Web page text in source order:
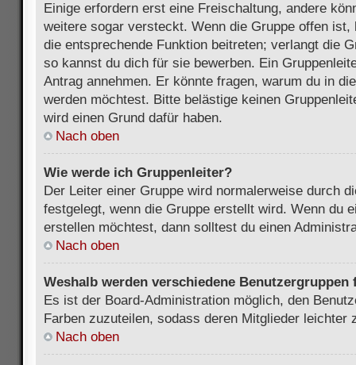
Einige erfordern erst eine Freischaltung, andere
weitere sogar versteckt. Wenn die Gruppe offen
die entsprechende Funktion beitreten; verlangt die
so kannst du dich für sie bewerben. Ein
Antrag annehmen. Er könnte fragen, warum du in
werden möchtest. Bitte belästige keinen
wird einen Grund dafür haben.
Nach oben
Wie werde ich Gruppenleiter?
Der Leiter einer Gruppe wird normalerweise durch
festgelegt, wenn die Gruppe erstellt wird. Wenn du
erstellen möchtest, dann solltest du einen
Nach oben
Weshalb werden verschiedene
Es ist der Board-Administration möglich, den
Farben zuzuteilen, sodass deren Mitglieder leichter
Nach oben